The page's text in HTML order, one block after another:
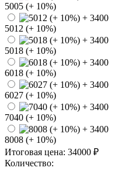
5005 (+ 10%)
5012 (+ 10%)
5018 (+ 10%)
6018 (+ 10%)
6027 (+ 10%)
7040 (+ 10%)
8008 (+ 10%)
Итоговая цена: 34000 ₽
Количество: